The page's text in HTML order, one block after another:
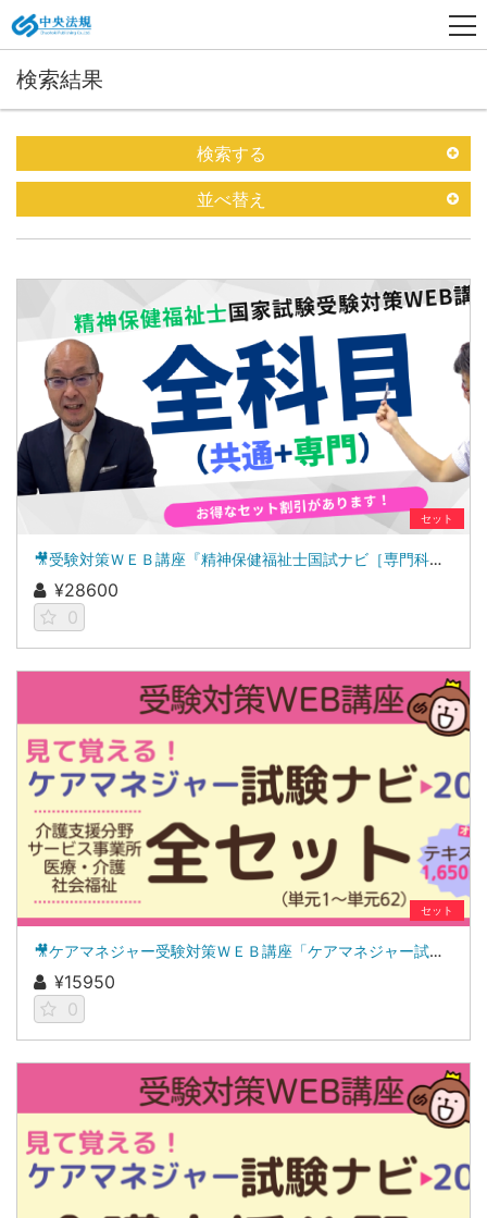
検索結果
検索する
並べ替え
セット
🎥受験対策ＷＥＢ講座『精神保健福祉士国試ナビ［専門科目］２０２７』＆「科目別の重要ポイントがわかる！社会福祉士合格講座２０２７［共通科目］」
¥28600
0
セット
🎥ケアマネジャー受験対策ＷＥＢ講座「ケアマネジャー試験ナビ２０２６」全セット
¥15950
0